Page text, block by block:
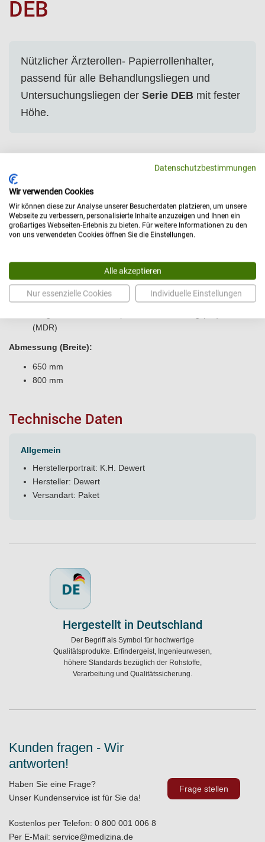
DEB
Nützlicher Ärzterollen- Papierrollenhalter,
passend für alle Behandlungsliegen und
Untersuchungsliegen der Serie DEB mit fester
Höhe.
Ärzterollen- Papierrollenhalter sind passend für alle
Behandlungsliegen und
fester Höhe.
Passend für Kopf- und/oder Fußseite.
Produktinformation:
für Papierrollen der Größe 550 mm, optional 750 mm
Passendfür Behandlungsliegen derSerie DEBnicht
höhenverstellbar
(MDR)
Abmessung (Breite):
650 mm
800 mm
Technische Daten
Allgemein
Herstellerportrait: K.H. Dewert
Hersteller: Dewert
Versandart: Paket
Hergestellt in Deutschland
Der Begriff als Symbol für hochwertige
Qualitätsprodukte. Erfindergeist, Ingenieurwesen,
höhere Standards bezüglich der Rohstoffe,
Verarbeitung und Qualitätssicherung.
Kunden fragen - Wir
antworten!
Haben Sie eine Frage?
Unser Kundenservice ist für Sie da!
Kostenlos per Telefon: 0 800 001 006 8
Per E-Mail: service@medizina.de
Frage stellen
Datenschutzbestimmungen
Wir verwenden Cookies
Wir können diese zur Analyse unserer Besucherdaten platzieren, um unsere
Webseite zu verbessern, personalisierte Inhalte anzuzeigen und Ihnen ein
großartiges Webseiten-Erlebnis zu bieten. Für weitere Informationen zu den
von uns verwendeten Cookies öffnen Sie die Einstellungen.
Alle akzeptieren
Nur essenzielle Cookies Individuelle Einstellungen